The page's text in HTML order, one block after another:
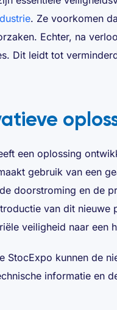
. Ze voorkomen
Echter, na
Dit leidt tot
een oplossing
gebruik van een
doorstroming en de
van dit nieuwe
veiligheid naar een
StocExpo kunnen de
informatie en